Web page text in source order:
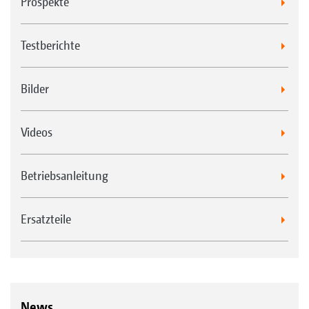
dank metallischer Gleitringdichtung
Verschmutzungen durch geschlossene
Halbierung der Verschleißkosten durch
hergestellt aus vergütetem Borstahl
Testberichte
Bilder
Videos
Betriebsanleitung
Ersatzteile